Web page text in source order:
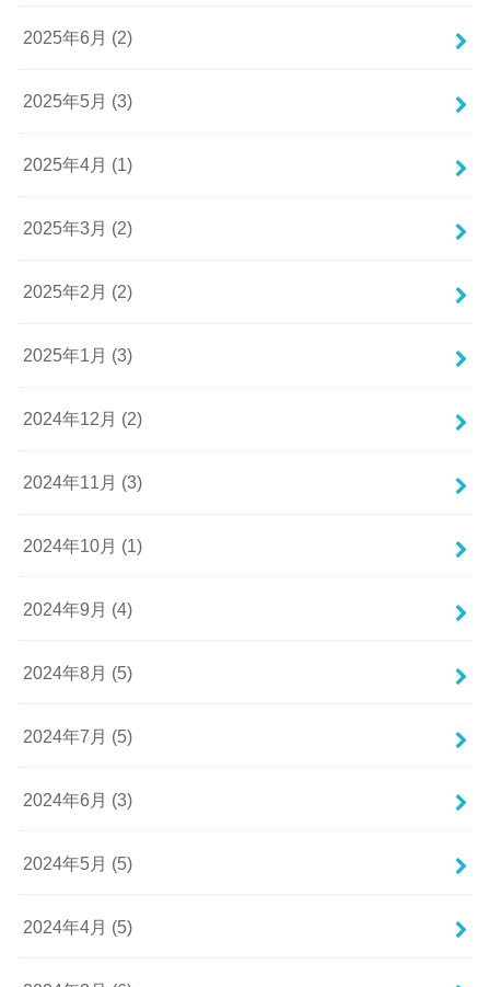
2025年6月 (2)
2025年5月 (3)
2025年4月 (1)
2025年3月 (2)
2025年2月 (2)
2025年1月 (3)
2024年12月 (2)
2024年11月 (3)
2024年10月 (1)
2024年9月 (4)
2024年8月 (5)
2024年7月 (5)
2024年6月 (3)
2024年5月 (5)
2024年4月 (5)